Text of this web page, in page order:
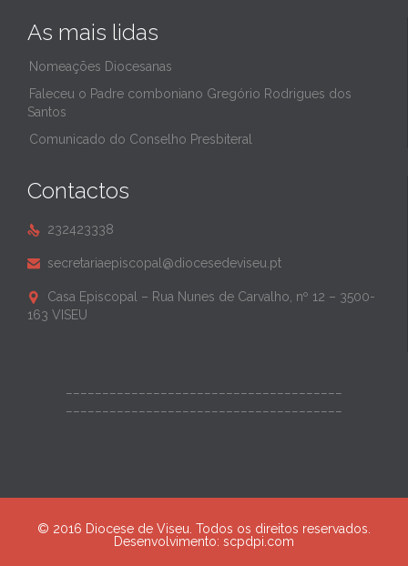
As mais lidas
Nomeações Diocesanas
Faleceu o Padre comboniano Gregório Rodrigues dos
Santos
Comunicado do Conselho Presbiteral
Contactos
 232423338
 secretariaepiscopal@diocesedeviseu.pt

Casa Episcopal – Rua Nunes de Carvalho, nº 12 – 3500-
163 VISEU
© 2016 Diocese de Viseu. Todos os direitos reservados.
Desenvolvimento: scpdpi.com